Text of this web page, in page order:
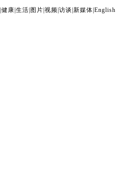
健康 生活 图片 视频 访谈 新媒体 English